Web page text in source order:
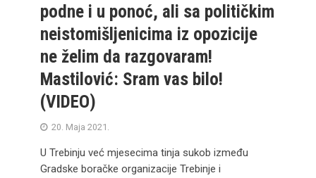
podne i u ponoć, ali sa političkim
neistomišljenicima iz opozicije
ne želim da razgovaram!
Mastilović: Sram vas bilo!
(VIDEO)
20. Maja 2021.
U Trebinju već mjesecima tinja sukob između
Gradske boračke organizacije Trebinje i